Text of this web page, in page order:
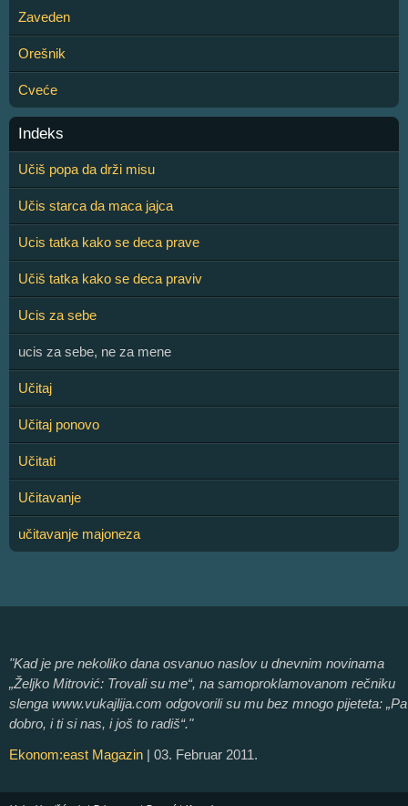
Zaveden
Orešnik
Cveće
Indeks
Učiš popa da drži misu
Učis starca da maca jajca
Ucis tatka kako se deca prave
Učiš tatka kako se deca praviv
Ucis za sebe
ucis za sebe, ne za mene
Učitaj
Učitaj ponovo
Učitati
Učitavanje
učitavanje majoneza
"Kad je pre nekoliko dana osvanuo naslov u dnevnim novinama
„Željko Mitrović: Trovali su me“, na samoproklamovanom rečniku
slenga www.vukajlija.com odgovorili su mu bez mnogo pijeteta: „Pa
dobro, i ti si nas, i još to radiš“."
Ekonom:east Magazin | 03. Februar 2011.